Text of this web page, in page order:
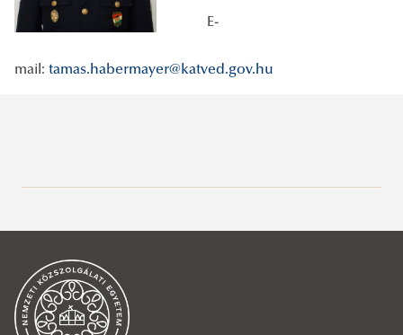
A Katasztrófavédelmi Intézet vezetése
Szervezeti felépítés
Organogram
Katasztrófavédelmi Műveleti Tanszék
E-
mail: tamas.habermayer@katved.gov.hu